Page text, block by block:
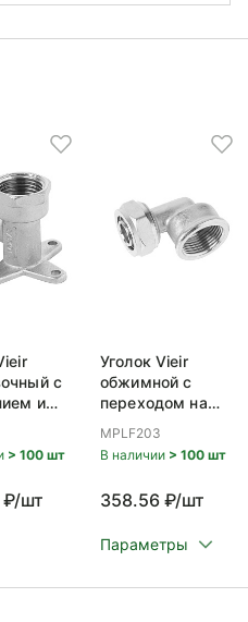
с
и
2
> 100 шт
₽/шт
Уголок Vieir
обжимной c
переходом на
резьбу 20x1/2
MPLF203
В наличии > 100 шт
358.56 ₽/шт
Параметры